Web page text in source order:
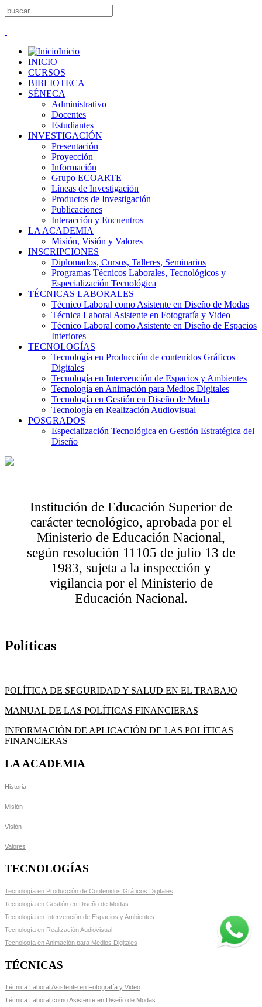
Inicio
INICIO
CURSOS
BIBLIOTECA
SÉNECA
Administrativo
Docentes
Estudiantes
INVESTIGACIÓN
Presentación
Proyección
Información
Grupo ECOARTE
Líneas de Investigación
Productos de Investigación
Publicaciones
Interacción y Encuentros
LA ACADEMIA
Misión, Visión y Valores
INSCRIPCIONES
Diplomados, Cursos, Talleres, Seminarios
Programas Técnicos Laborales, Tecnológicos y
Especialización Tecnológica
TÉCNICAS LABORALES
Técnico Laboral como Asistente en Diseño de Modas
Técnica Laboral Asistente en Fotografía y Video
Técnico Laboral como Asistente en Diseño de Espacios
Interiores
TECNOLOGÍAS
Tecnología en Producción de contenidos Gráficos
Digitales
Tecnología en Intervención de Espacios y Ambientes
Tecnología en Animación para Medios Digitales
Tecnología en Gestión en Diseño de Moda
Tecnología en Realización Audiovisual
POSGRADOS
Especialización Tecnológica en Gestión Estratégica del
Diseño
Institución de Educación Superior de
carácter tecnológico, aprobada por el
Ministerio de Educación Nacional,
según resolución 11105 de julio 13 de
1983, sujeta a la inspección y
vigilancia por el Ministerio de
Educación Nacional.
Políticas
POLÍTICA DE SEGURIDAD Y SALUD EN EL TRABAJO
MANUAL DE LAS POLÍTICAS FINANCIERAS
INFORMACIÓN DE APLICACIÓN DE LAS POLÍTICAS
FINANCIERAS
LA ACADEMIA
Historia
Misión
Visión
Valores
TECNOLOGÍAS
Tecnología en Producción de Contenidos Gráficos Digitales
Tecnología en Gestión en Diseño de Modas
Tecnología en Intervención de Espacios y Ambientes
Tecnología en Realización Audiovisual
Tecnología en Animación para Medios Digitales
TÉCNICAS
Técnica Laboral Asistente en Fotografía y Video
Técnica Laboral como Asistente en Diseño de Modas